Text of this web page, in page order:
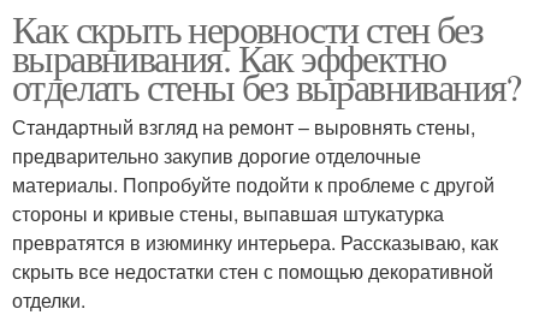
Как скрыть неровности стен без
выравнивания. Как эффектно
отделать стены без выравнивания?
Стандартный взгляд на ремонт – выровнять стены,
предварительно закупив дорогие отделочные
материалы. Попробуйте подойти к проблеме с другой
стороны и кривые стены, выпавшая штукатурка
превратятся в изюминку интерьера. Рассказываю, как
скрыть все недостатки стен с помощью декоративной
отделки.